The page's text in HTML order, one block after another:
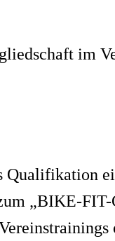
im
Qualifikation
„BIKE-FIT-